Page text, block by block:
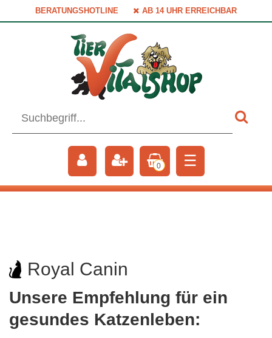
BERATUNGSHOTLINE AB 14 UHR ERREICHBAR
0 ☰
Royal Canin
Unsere Empfehlung für ein
gesundes Katzenleben: